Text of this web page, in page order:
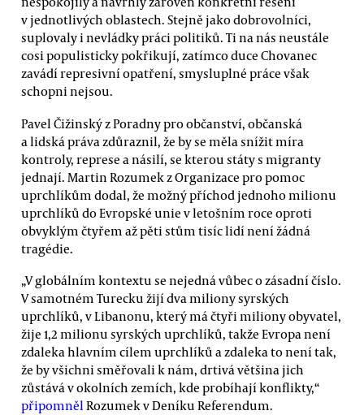
v jednotlivých oblastech. Stejně jako dobrovolníci,
suplovaly i nevládky práci politiků. Ti na nás neustále
cosi populisticky pokřikují, zatímco duce Chovanec
zavádí represivní opatření, smysluplné práce však
schopni nejsou.
Pavel Čižinský z Poradny pro občanství, občanská
a lidská práva zdůraznil, že by se měla snížit míra
kontroly, represe a násilí, se kterou státy s migranty
jednají. Martin Rozumek z Organizace pro pomoc
uprchlíkům dodal, že možný příchod jednoho milionu
uprchlíků do Evropské unie v letošním roce oproti
obvyklým čtyřem až pěti stům tisíc lidí není žádná
tragédie.
„V globálním kontextu se nejedná vůbec o zásadní číslo.
V samotném Turecku žijí dva miliony syrských
uprchlíků, v Libanonu, který má čtyři miliony obyvatel,
žije 1,2 milionu syrských uprchlíků, takže Evropa není
zdaleka hlavním cílem uprchlíků a zdaleka to není tak,
že by všichni směřovali k nám, drtivá většina jich
zůstává v okolních zemích, kde probíhají konflikty,“
připomněl Rozumek v Deníku Referendum.